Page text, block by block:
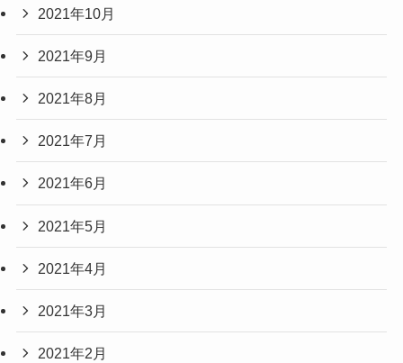
2021年10月
2021年9月
2021年8月
2021年7月
2021年6月
2021年5月
2021年4月
2021年3月
2021年2月